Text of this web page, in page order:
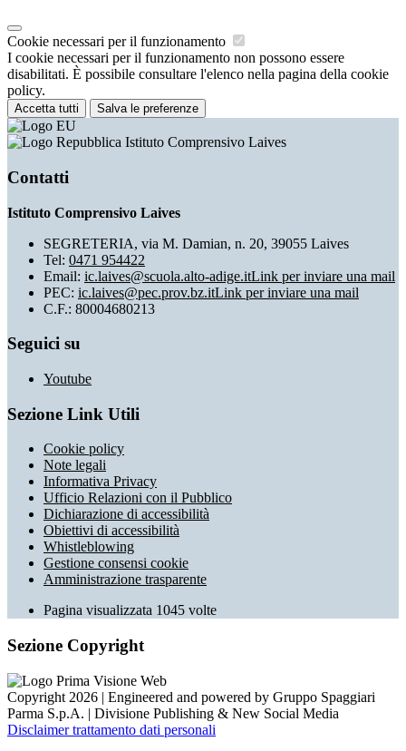
Cookie necessari per il funzionamento
I cookie necessari per il funzionamento non possono essere
disabilitati. È possibile consultare l'elenco nella pagina della cookie
policy.
Accetta tutti Salva le preferenze
Istituto Comprensivo Laives
Contatti
Istituto Comprensivo Laives
SEGRETERIA, via M. Damian, n. 20, 39055 Laives
Tel: 0471 954422
Email: ic.laives@scuola.alto-adige.itLink per inviare una mail
PEC: ic.laives@pec.prov.bz.itLink per inviare una mail
C.F.: 80004680213
Seguici su
Youtube
Sezione Link Utili
Cookie policy
Note legali
Informativa Privacy
Ufficio Relazioni con il Pubblico
Dichiarazione di accessibilità
Obiettivi di accessibilità
Whistleblowing
Gestione consensi cookie
Amministrazione trasparente
Pagina visualizzata 1045 volte
Sezione Copyright
Copyright 2026 | Engineered and powered by Gruppo Spaggiari
Parma S.p.A. | Divisione Publishing & New Social Media
Disclaimer trattamento dati personali